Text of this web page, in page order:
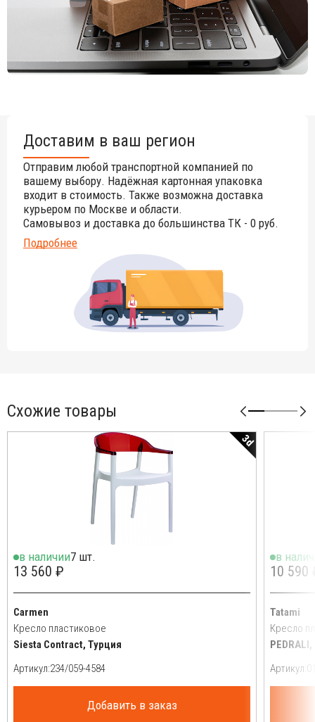
Доставим в ваш регион
Отправим любой транспортной компанией по
вашему выбору. Надёжная картонная упаковка
входит в стоимость. Также возможна доставка
курьером по Москве и области.
Самовывоз и доставка до большинства ТК - 0 руб.
Подробнее
Схожие товары
3d
в наличии7 шт.
13 560 ₽
Carmen
Кресло пластиковое
Siesta Contract, Турция
Артикул:
Добавить в заказ
в
10 590
Tatami
Кресло
Артикул: